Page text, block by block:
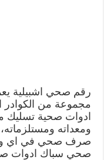
رقم صحي اشبيلية
مجموعة من
ادوات صحية تسليك
ومعداته
صرف صحي في اي
صحي سباك ادوات